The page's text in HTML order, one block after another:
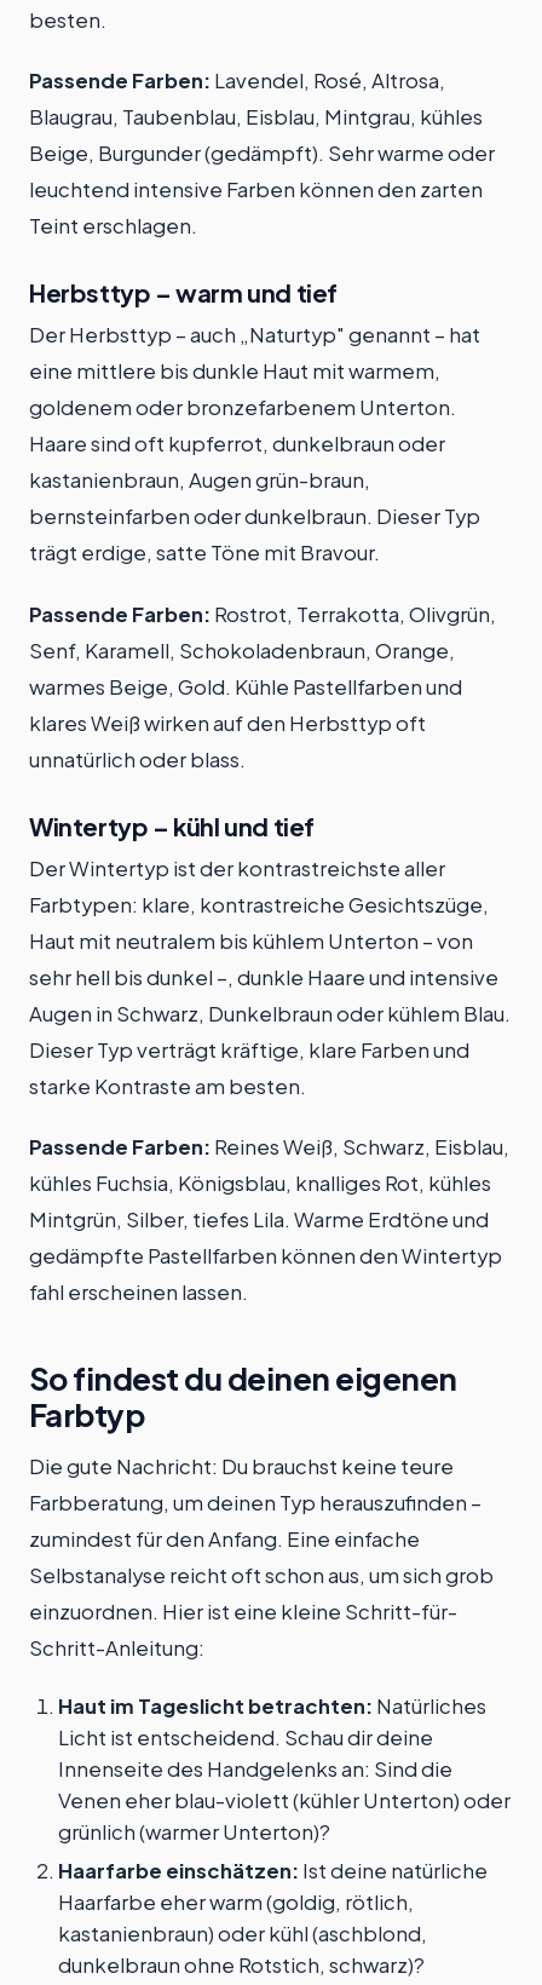
besten.
Passende Farben: Lavendel, Rosé, Altrosa,
Blaugrau, Taubenblau, Eisblau, Mintgrau, kühles
Beige, Burgunder (gedämpft). Sehr warme oder
leuchtend intensive Farben können den zarten
Teint erschlagen.
Herbsttyp – warm und tief
Der Herbsttyp – auch „Naturtyp" genannt – hat
eine mittlere bis dunkle Haut mit warmem,
goldenem oder bronzefarbenem Unterton.
Haare sind oft kupferrot, dunkelbraun oder
kastanienbraun, Augen grün-braun,
bernsteinfarben oder dunkelbraun. Dieser Typ
trägt erdige, satte Töne mit Bravour.
Passende Farben: Rostrot, Terrakotta, Olivgrün,
Senf, Karamell, Schokoladenbraun, Orange,
warmes Beige, Gold. Kühle Pastellfarben und
klares Weiß wirken auf den Herbsttyp oft
unnatürlich oder blass.
Wintertyp – kühl und tief
Der Wintertyp ist der kontrastreichste aller
Farbtypen: klare, kontrastreiche Gesichtszüge,
Haut mit neutralem bis kühlem Unterton – von
sehr hell bis dunkel –, dunkle Haare und intensive
Augen in Schwarz, Dunkelbraun oder kühlem Blau.
Dieser Typ verträgt kräftige, klare Farben und
starke Kontraste am besten.
Passende Farben: Reines Weiß, Schwarz, Eisblau,
kühles Fuchsia, Königsblau, knalliges Rot, kühles
Mintgrün, Silber, tiefes Lila. Warme Erdtöne und
gedämpfte Pastellfarben können den Wintertyp
fahl erscheinen lassen.
So findest du deinen eigenen
Farbtyp
Die gute Nachricht: Du brauchst keine teure
Farbberatung, um deinen Typ herauszufinden –
zumindest für den Anfang. Eine einfache
Selbstanalyse reicht oft schon aus, um sich grob
einzuordnen. Hier ist eine kleine Schritt-für-
Schritt-Anleitung:
Haut im Tageslicht betrachten: Natürliches
Licht ist entscheidend. Schau dir deine
Innenseite des Handgelenks an: Sind die
Venen eher blau-violett (kühler Unterton) oder
grünlich (warmer Unterton)?
Haarfarbe einschätzen: Ist deine natürliche
Haarfarbe eher warm (goldig, rötlich,
kastanienbraun) oder kühl (aschblond,
dunkelbraun ohne Rotstich, schwarz)?